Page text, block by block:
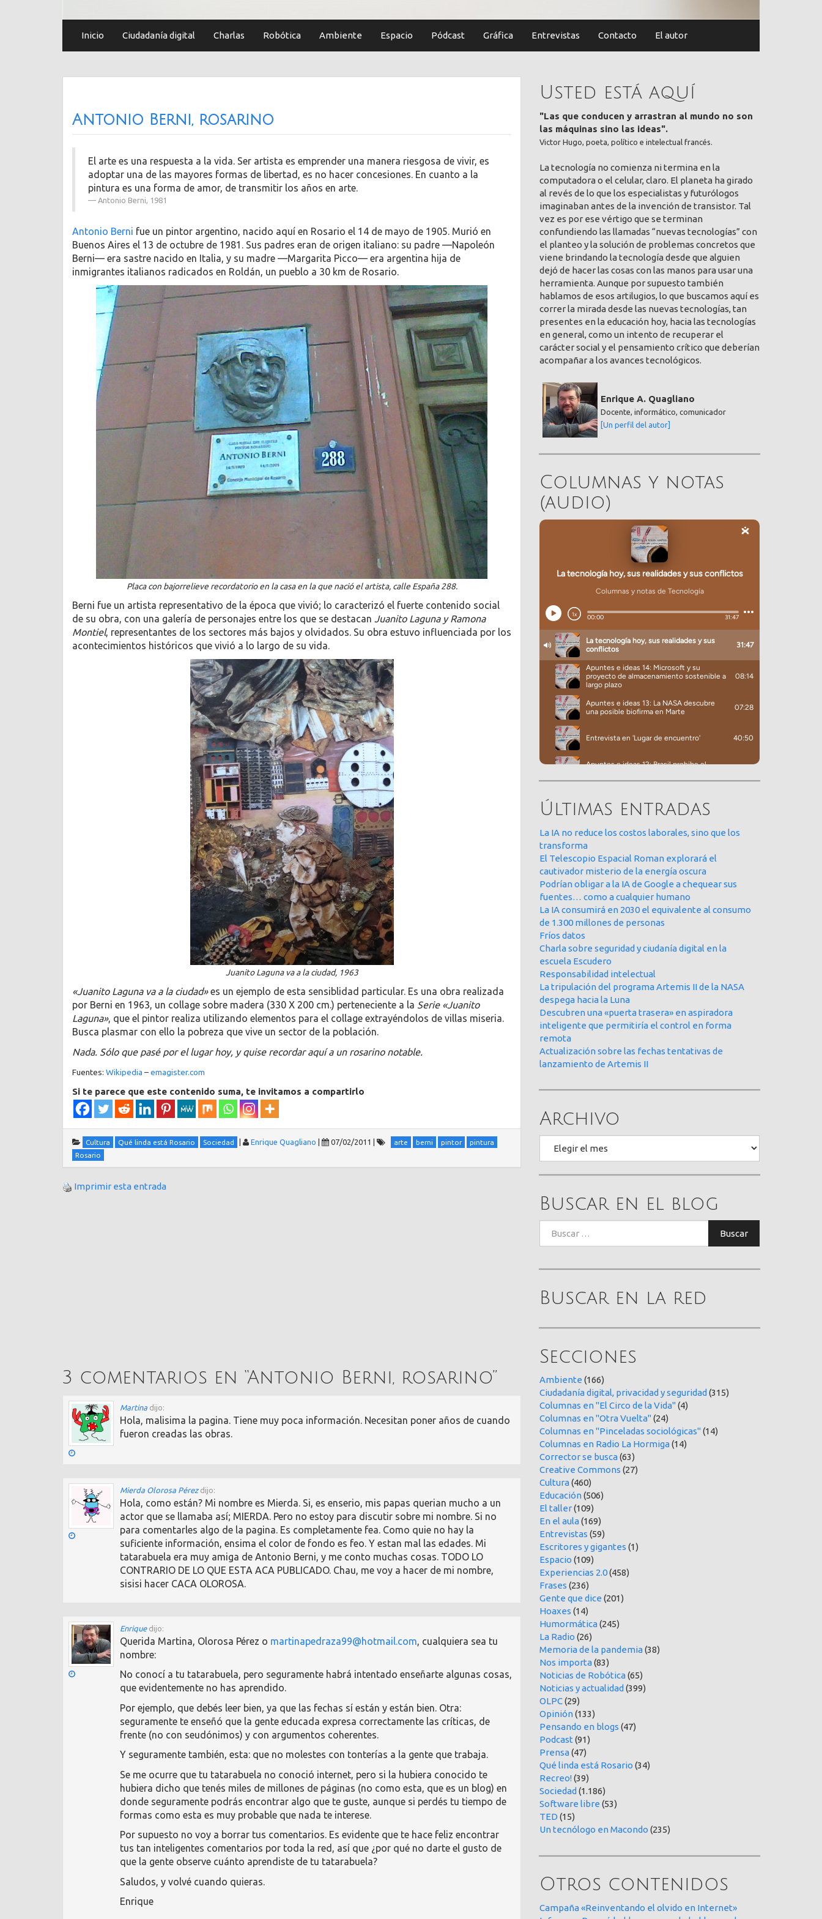
Inicio Ciudadanía digital Charlas Robótica Ambiente Espacio Pódcast Gráfica Entrevistas Contacto El autor
Antonio Berni, rosarino
El arte es una respuesta a la vida. Ser artista es emprender una manera riesgosa de vivir, es
adoptar una de las mayores formas de libertad, es no hacer concesiones. En cuanto a la
pintura es una forma de amor, de transmitir los años en arte.
Antonio Berni, 1981
Antonio Berni fue un pintor argentino, nacido aquí en Rosario el 14 de mayo de 1905. Murió en
Buenos Aires el 13 de octubre de 1981. Sus padres eran de origen italiano: su padre —Napoleón
Berni— era sastre nacido en Italia, y su madre —Margarita Picco— era argentina hija de
inmigrantes italianos radicados en Roldán, un pueblo a 30 km de Rosario.
Placa con bajorrelieve recordatorio en la casa en la que nació el artista, calle España 288.
Berni fue un artista representativo de la época que vivió; lo caracterizó el fuerte contenido social
de su obra, con una galería de personajes entre los que se destacan Juanito Laguna y Ramona
Montiel, representantes de los sectores más bajos y olvidados. Su obra estuvo influenciada por los
acontecimientos históricos que vivió a lo largo de su vida.
Juanito Laguna va a la ciudad, 1963
«Juanito Laguna va a la ciudad»es un ejemplo de esta sensiblidad particular. Es una obra realizada
por Berni en 1963, un collage sobre madera (330 X 200 cm.) perteneciente a la Serie «Juanito
Laguna», que el pintor realiza utilizando elementos para el collage extrayéndolos de villas miseria.
Busca plasmar con ello la pobreza que vive un sector de la población.
Nada. Sólo que pasé por el lugar hoy, y quise recordar aquí a un rosarino notable.
Fuentes: Wikipedia –emagister.com
Si te parece que este contenido suma, te invitamos a compartirlo
Cultura Qué linda está Rosario Sociedad | Enrique Quagliano | 07/02/2011 | arte berni pintor
pintura
Rosario
Imprimir esta entrada
3 comentarios en “Antonio Berni, rosarino”
Martina dijo:
Hola, malisima la pagina. Tiene muy poca información. Necesitan poner años de cuando
fueron creadas las obras.
Mierda Olorosa Pérez dijo:
Hola, como están? Mi nombre es Mierda. Si, es enserio, mis papas querian mucho a un
actor que se llamaba así; MIERDA. Pero no estoy para discutir sobre mi nombre. Si no
para comentarles algo de la pagina. Es completamente fea. Como quie no hay la
suficiente información, ensima el color de fondo es feo. Y estan mal las edades. Mi
tatarabuela era muy amiga de Antonio Berni, y me conto muchas cosas. TODO LO
CONTRARIO DE LO QUE ESTA ACA PUBLICADO. Chau, me voy a hacer de mi nombre,
sisisi hacer CACA OLOROSA.
Enrique dijo:
Querida Martina, Olorosa Pérez o martinapedraza99@hotmail.com, cualquiera sea tu
nombre:
No conocí a tu tatarabuela, pero seguramente habrá intentado enseñarte algunas cosas,
que evidentemente no has aprendido.
Por ejemplo, que debés leer bien, ya que las fechas sí están y están bien. Otra:
seguramente te enseñó que la gente educada expresa correctamente las críticas, de
frente (no con seudónimos) y con argumentos coherentes.
Y seguramente también, esta: que no molestes con tonterías a la gente que trabaja.
Se me ocurre que tu tatarabuela no conoció internet, pero si la hubiera conocido te
hubiera dicho que tenés miles de millones de páginas (no como esta, que es un blog) en
donde seguramente podrás encontrar algo que te guste, aunque si perdés tu tiempo de
formas como esta es muy probable que nada te interese.
Por supuesto no voy a borrar tus comentarios. Es evidente que te hace feliz encontrar
tus tan inteligentes comentarios por toda la red, así que ¿por qué no darte el gusto de
que la gente observe cuánto aprendiste de tu tatarabuela?
Saludos, y volvé cuando quieras.
Enrique
Usted está aquí
"Las que conducen y arrastran al mundo no son
las máquinas sino las ideas".
Victor Hugo, poeta, político e intelectual francés.
La tecnología no comienza ni termina en la
computadora o el celular, claro. El planeta ha girado
al revés de lo que los especialistas y futurólogos
imaginaban antes de la invención de transistor. Tal
vez es por ese vértigo que se terminan
confundiendo las llamadas “nuevas tecnologías” con
el planteo y la solución de problemas concretos que
viene brindando la tecnología desde que alguien
dejó de hacer las cosas con las manos para usar una
herramienta. Aunque por supuesto también
hablamos de esos artilugios, lo que buscamos aquí es
correr la mirada desde las nuevas tecnologías, tan
presentes en la educación hoy, hacia las tecnologías
en general, como un intento de recuperar el
carácter social y el pensamiento crítico que deberían
acompañar a los avances tecnológicos.
Enrique A. Quagliano
Docente, informático, comunicador
[Un perfil del autor]
Columnas y notas
(audio)
Últimas entradas
La IA no reduce los costos laborales, sino que los
transforma
El Telescopio Espacial Roman explorará el
cautivador misterio de la energía oscura
Podrían obligar a la IA de Google a chequear sus
fuentes… como a cualquier humano
La IA consumirá en 2030 el equivalente al consumo
de 1.300 millones de personas
Fríos datos
Charla sobre seguridad y ciudanía digital en la
escuela Escudero
Responsabilidad intelectual
La tripulación del programa Artemis II de la NASA
despega hacia la Luna
Descubren una «puerta trasera» en aspiradora
inteligente que permitiría el control en forma
remota
Actualización sobre las fechas tentativas de
lanzamiento de Artemis II
Archivo
Buscar en el blog
Buscar
Buscar en la red
Secciones
Ambiente (166)
Ciudadanía digital, privacidad y seguridad (315)
Columnas en "El Circo de la Vida"(4)
Columnas en "Otra Vuelta"(24)
Columnas en "Pinceladas sociológicas"(14)
Columnas en Radio La Hormiga(14)
Corrector se busca(63)
Creative Commons (27)
Cultura(460)
Educación(506)
El taller(109)
En el aula(169)
Entrevistas (59)
Escritores y gigantes (1)
Espacio (109)
Experiencias 2.0(458)
Frases (236)
Gente que dice (201)
Hoaxes (14)
Humormática(245)
La Radio (26)
Memoria de la pandemia(38)
Nos importa(83)
Noticias de Robótica(65)
Noticias y actualidad (399)
OLPC(29)
Opinión(133)
Pensando en blogs (47)
Podcast (91)
Prensa(47)
Qué linda está Rosario (34)
Recreo!(39)
Sociedad (1.186)
Software libre (53)
TED (15)
Un tecnólogo en Macondo (235)
Otros contenidos
Campaña «Reinventando el olvido en Internet»